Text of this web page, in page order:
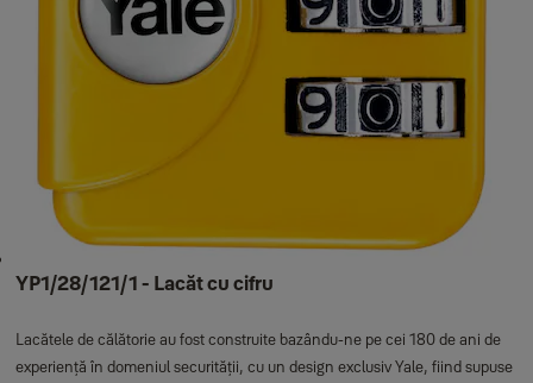
YP1/28/121/1 - Lacăt cu cifru
Lacătele de călătorie au fost construite bazându-ne pe cei 180 de ani de
experiență în domeniul securității, cu un design exclusiv Yale, fiind supuse